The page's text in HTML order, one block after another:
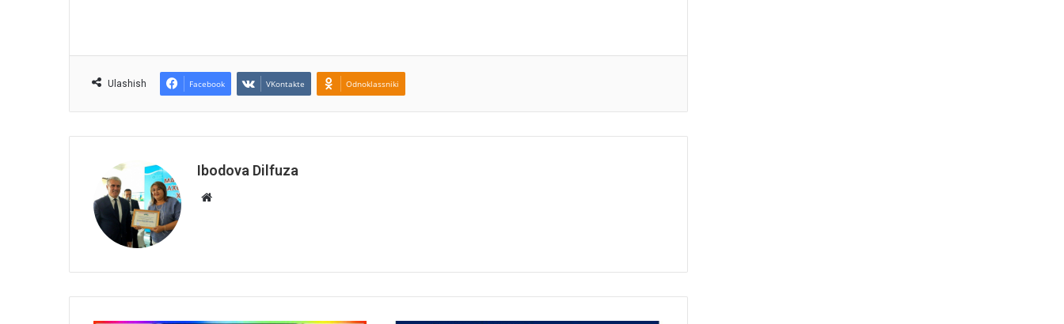
Ulashish Facebook VKontakte Odnoklassniki
Ibodova Dilfuza
Website